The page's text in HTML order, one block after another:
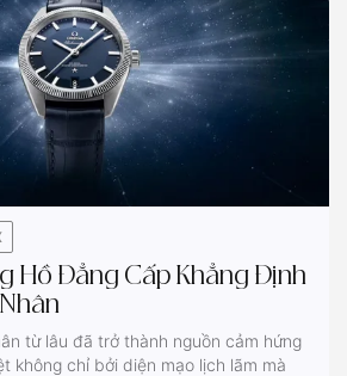
Hồ Đẳng Cấp Khẳng Định
từ lâu đã trở thành nguồn cảm hứng
không chỉ bởi diện mạo lịch lãm mà